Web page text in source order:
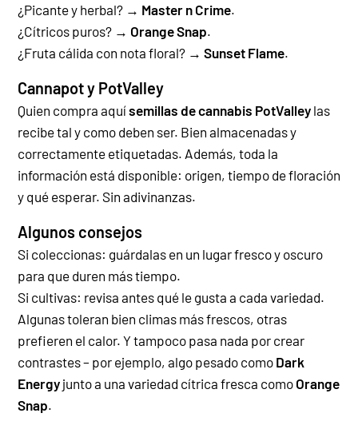
¿Picante y herbal? → Master n Crime.
¿Cítricos puros? → Orange Snap.
¿Fruta cálida con nota floral? → Sunset Flame.
Cannapot y PotValley
Quien compra aquísemillas de cannabis PotValley las
recibe tal y como deben ser. Bien almacenadas y
correctamente etiquetadas. Además, toda la
información está disponible: origen, tiempo de floración
y qué esperar. Sin adivinanzas.
Algunos consejos
Si coleccionas: guárdalas en un lugar fresco y oscuro
para que duren más tiempo.
Si cultivas: revisa antes qué le gusta a cada variedad.
Algunas toleran bien climas más frescos, otras
prefieren el calor. Y tampoco pasa nada por crear
contrastes – por ejemplo, algo pesado como Dark
Energy junto a una variedad cítrica fresca como Orange
Snap.